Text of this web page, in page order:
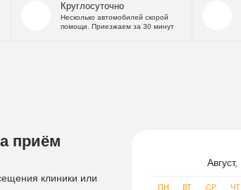
Круглосуточно
Несколько автомобилей скорой
помощи. Приезжаем за 30 минут
приём
клиники или
Август,
ПН ВТ СР ЧТ